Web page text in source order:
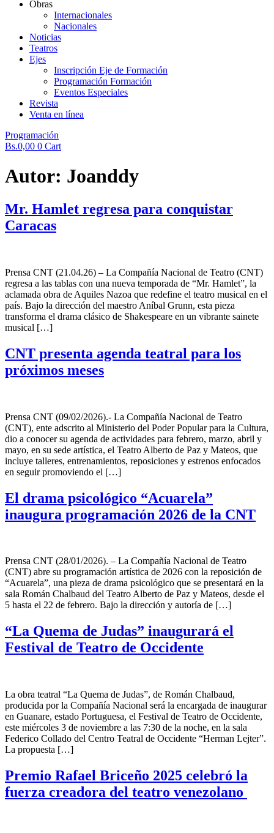
Obras
Internacionales
Nacionales
Noticias
Teatros
Ejes
Inscripción Eje de Formación
Programación Formación
Eventos Especiales
Revista
Venta en línea
Programación
Bs.0,00 0 Cart
Autor: Joanddy
Mr. Hamlet regresa para conquistar
Caracas
Prensa CNT (21.04.26) – La Compañía Nacional de Teatro (CNT)
regresa a las tablas con una nueva temporada de “Mr. Hamlet”, la
aclamada obra de Aquiles Nazoa que redefine el teatro musical en el
país. Bajo la dirección del maestro Aníbal Grunn, esta pieza
transforma el drama clásico de Shakespeare en un vibrante sainete
musical […]
CNT presenta agenda teatral para los
próximos meses
Prensa CNT (09/02/2026).- La Compañía Nacional de Teatro
(CNT), ente adscrito al Ministerio del Poder Popular para la Cultura,
dio a conocer su agenda de actividades para febrero, marzo, abril y
mayo, en su sede artística, el Teatro Alberto de Paz y Mateos, que
incluye talleres, entrenamientos, reposiciones y estrenos enfocados
en seguir promoviendo el […]
El drama psicológico “Acuarela”
inaugura programación 2026 de la CNT
Prensa CNT (28/01/2026). – La Compañía Nacional de Teatro
(CNT) abre su programación artística de 2026 con la reposición de
“Acuarela”, una pieza de drama psicológico que se presentará en la
sala Román Chalbaud del Teatro Alberto de Paz y Mateos, desde el
5 hasta el 22 de febrero. Bajo la dirección y autoría de […]
“La Quema de Judas” inaugurará el
Festival de Teatro de Occidente
La obra teatral “La Quema de Judas”, de Román Chalbaud,
producida por la Compañía Nacional será la encargada de inaugurar
en Guanare, estado Portuguesa, el Festival de Teatro de Occidente,
este miércoles 3 de noviembre a las 7:30 de la noche, en la sala
Federico Collado del Centro Teatral de Occidente “Herman Lejter”.
La propuesta […]
Premio Rafael Briceño 2025 celebró la
fuerza creadora del teatro venezolano